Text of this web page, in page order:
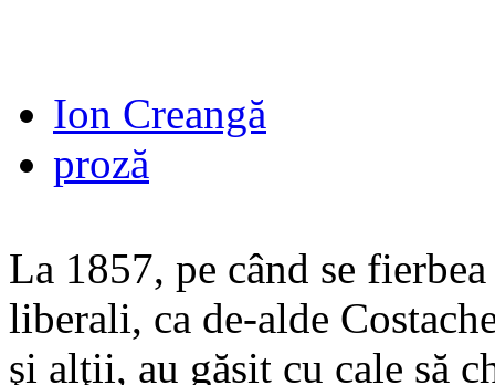
Ion Creangă
proză
La 1857, pe când se
liberali, ca de-alde
şi alţii, au găsit cu cale să